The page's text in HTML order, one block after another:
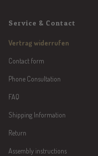
Service & Contact
Vertrag widerrufen
Contact form
Phone Consultation
FAQ
Shipping Information
Return
Assembly instructions